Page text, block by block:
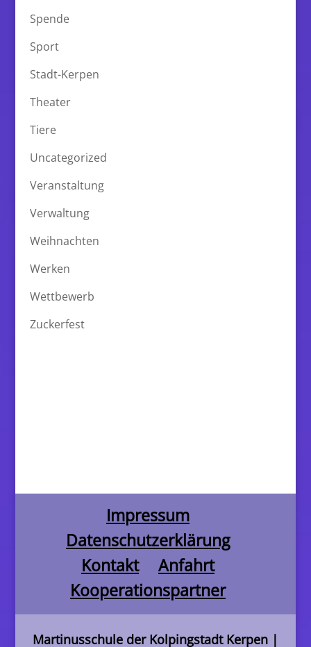
Spende
Sport
Stadt-Kerpen
Theater
Tiere
Uncategorized
Veranstaltung
Verwaltung
Weihnachten
Werken
Wettbewerb
Zuckerfest
Impressum
Datenschutzerklärung
Kontakt
Anfahrt
Kooperationspartner
Martinusschule der Kolpingstadt Kerpen|